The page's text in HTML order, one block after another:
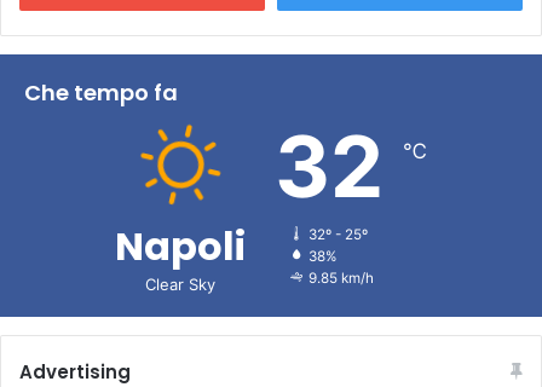
Che tempo fa
Napoli
Clear Sky
32 ℃
32º - 25º
38%
9.85 km/h
Advertising